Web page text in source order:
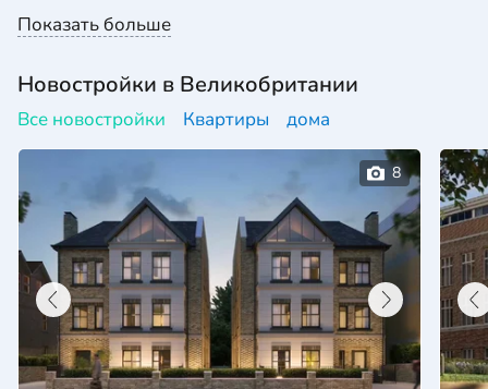
Показать больше
Новостройки в Великобритании
Все новостройки Квартиры дома